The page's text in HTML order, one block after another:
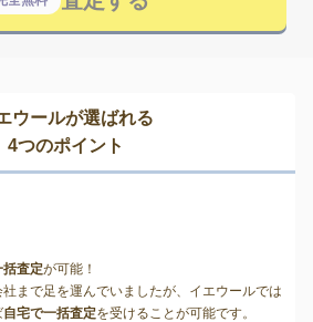
ウールが選ばれる
4つのポイント
括査定が可能！
まで足を運んでいましたが、イエウールでは
自宅で一括査定を受けることが可能です。